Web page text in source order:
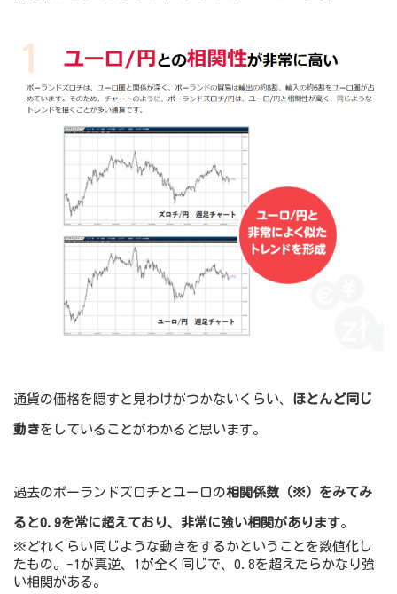
通貨の価格を隠すと見わけがつかないくらい、 ほとんど同じ
動きをしていることがわかると思います。
過去のポーランドズロチとユーロの相関係数（※）をみてみ
ると0.9を常に超えており、非常に強い相関があります。
※どれくらい同じような動きをするかということを数値化し
たもの。-1が真逆、1が全く同じで、0.8を超えたらかなり強
い相関がある。